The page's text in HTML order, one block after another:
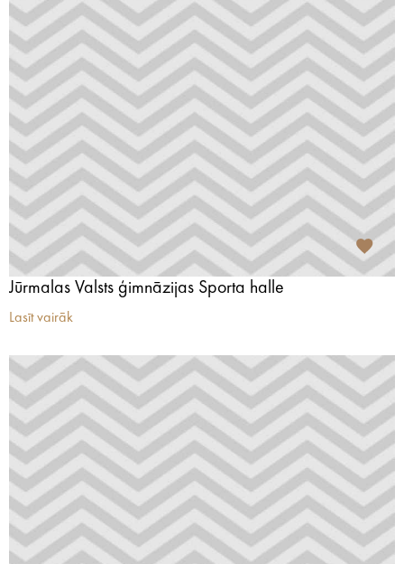
Jūrmalas Valsts ģimnāzijas Sporta halle
Lasīt vairāk